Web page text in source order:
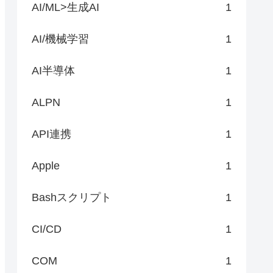
AI/ML>生成AI 1
AI/機械学習 1
AI半導体 1
ALPN 1
API連携 1
Apple 1
Bashスクリプト 1
CI/CD 1
COM 1